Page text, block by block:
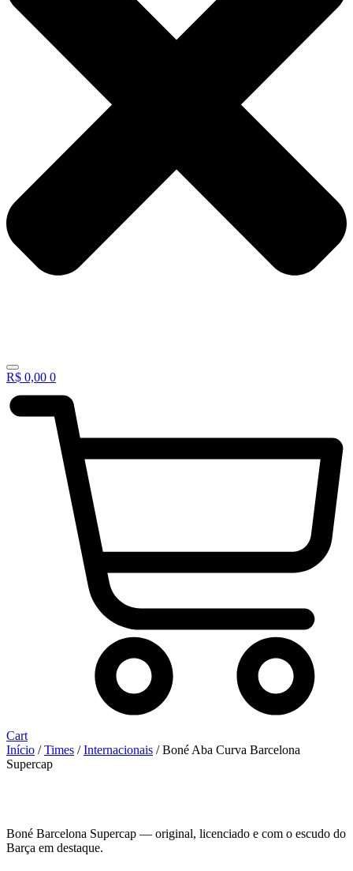
R$ 0,00 0
Cart
Início /Times /Internacionais / Boné Aba Curva Barcelona
Supercap
Boné Barcelona Supercap — original, licenciado e com o escudo do
Barça em destaque.